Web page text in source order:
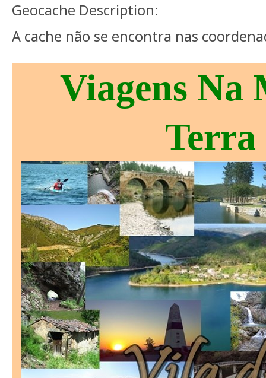
Geocache Description:
A cache não se encontra nas
Viagens Na
Terra